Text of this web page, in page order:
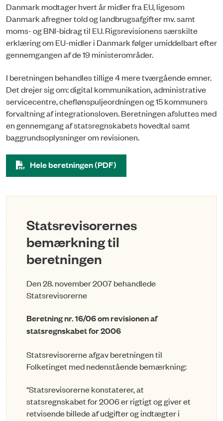
Danmark modtager hvert år midler fra EU, ligesom
Danmark afregner told og landbrugsafgifter mv. samt
moms- og BNI-bidrag til EU. Rigsrevisionens særskilte
erklæring om EU-midler i Danmark følger umiddelbart efter
gennemgangen af de 19 ministerområder.
I beretningen behandles tillige 4 mere tværgående emner.
Det drejer sig om: digital kommunikation, administrative
servicecentre, cheflønspuljeordningen og 15 kommuners
forvaltning af integrationsloven. Beretningen afsluttes med
en gennemgang af statsregnskabets hovedtal samt
baggrundsoplysninger om revisionen.
Hele beretningen (PDF)
Statsrevisorernes
bemærkning til
beretningen
Den 28. november 2007 behandlede
Statsrevisorerne
Beretning nr. 16/06 om revisionen af
statsregnskabet for 2006
Statsrevisorerne afgav beretningen til
Folketinget med nedenstående bemærkning:
"Statsrevisorerne konstaterer, at
statsregnskabet for 2006 er rigtigt og giver et
retvisende billede af ud­­gifter og indtægter i